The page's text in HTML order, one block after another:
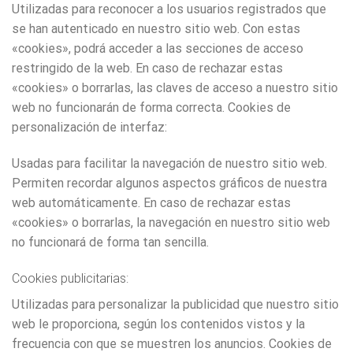
Utilizadas para reconocer a los usuarios registrados que
se han autenticado en nuestro sitio web. Con estas
«cookies», podrá acceder a las secciones de acceso
restringido de la web. En caso de rechazar estas
«cookies» o borrarlas, las claves de acceso a nuestro sitio
web no funcionarán de forma correcta. Cookies de
personalización de interfaz:
Usadas para facilitar la navegación de nuestro sitio web.
Permiten recordar algunos aspectos gráficos de nuestra
web automáticamente. En caso de rechazar estas
«cookies» o borrarlas, la navegación en nuestro sitio web
no funcionará de forma tan sencilla.
Cookies publicitarias:
Utilizadas para personalizar la publicidad que nuestro sitio
web le proporciona, según los contenidos vistos y la
frecuencia con que se muestren los anuncios. Cookies de